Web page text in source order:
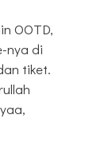
OOTD,
nya di
tiket.